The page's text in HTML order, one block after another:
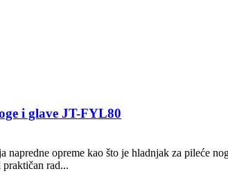
i glave JT-FYL80
opreme kao što je hladnjak za pileće
rad...